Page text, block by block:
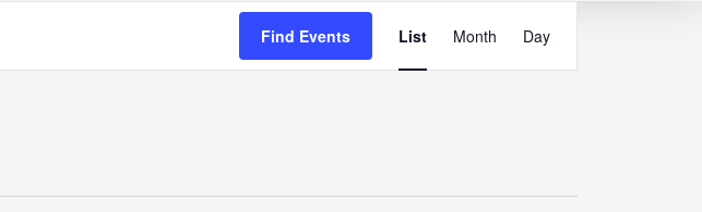
Find Events
Event
Views
List Month Day